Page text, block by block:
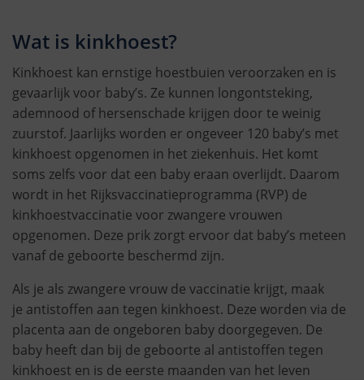
Wat is kinkhoest?
Kinkhoest kan ernstige hoestbuien veroorzaken en is
gevaarlijk voor baby’s. Ze kunnen longontsteking,
ademnood of hersenschade krijgen door te weinig
zuurstof. Jaarlijks worden er ongeveer 120 baby’s met
kinkhoest opgenomen in het ziekenhuis. Het komt
soms zelfs voor dat een baby eraan overlijdt. Daarom
wordt in het Rijksvaccinatieprogramma (RVP) de
kinkhoestvaccinatie voor zwangere vrouwen
opgenomen. Deze prik zorgt ervoor dat baby’s meteen
vanaf de geboorte beschermd zijn.
Als je als zwangere vrouw de vaccinatie krijgt, maak
je antistoffen aan tegen kinkhoest. Deze worden via de
placenta aan de ongeboren baby doorgegeven. De
baby heeft dan bij de geboorte al antistoffen tegen
kinkhoest en is de eerste maanden van het leven